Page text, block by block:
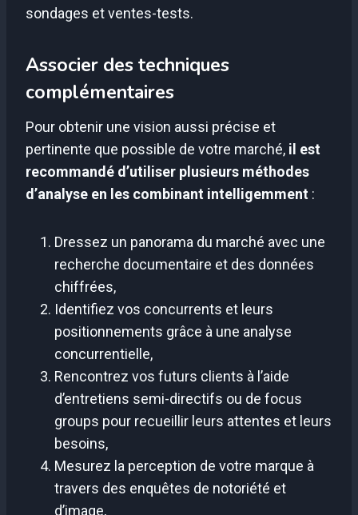
sondages et ventes-tests.
Associer des techniques
complémentaires
Pour obtenir une vision aussi précise et
pertinente que possible de votre marché, il est
recommandé d’utiliser plusieurs méthodes
d’analyse en les combinant intelligemment :
Dressez un panorama du marché avec une
recherche documentaire et des données
chiffrées,
Identifiez vos concurrents et leurs
positionnements grâce à une analyse
concurrentielle,
Rencontrez vos futurs clients à l’aide
d’entretiens semi-directifs ou de focus
groups pour recueillir leurs attentes et leurs
besoins,
Mesurez la perception de votre marque à
travers des enquêtes de notoriété et
d’image,